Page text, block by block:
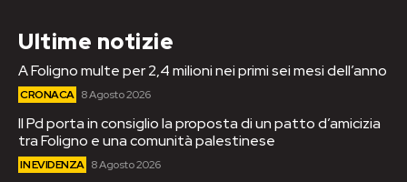
Ultime notizie
A Foligno multe per 2,4 milioni nei primi sei mesi dell’anno
CRONACA 8 Agosto 2026
Il Pd porta in consiglio la proposta di un patto d’amicizia
tra Foligno e una comunità palestinese
IN EVIDENZA 8 Agosto 2026